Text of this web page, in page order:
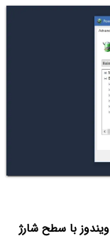
تفاوت حالت کم‌مصرف یا Battery Saver ویندوز با سطح شارژ